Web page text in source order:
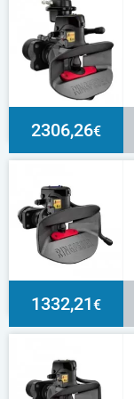
2306,26€
1332,21€